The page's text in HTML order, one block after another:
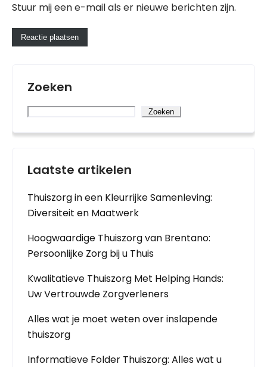
Stuur mij een e-mail als er nieuwe berichten zijn.
Zoeken
Zoeken
Laatste artikelen
Thuiszorg in een Kleurrijke Samenleving:
Diversiteit en Maatwerk
Hoogwaardige Thuiszorg van Brentano:
Persoonlijke Zorg bij u Thuis
Kwalitatieve Thuiszorg Met Helping Hands:
Uw Vertrouwde Zorgverleners
Alles wat je moet weten over inslapende
thuiszorg
Informatieve Folder Thuiszorg: Alles wat u